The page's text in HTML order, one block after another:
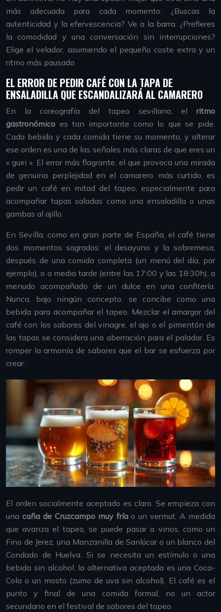
más adecuada para cada momento. ¿Buscas la
autenticidad y la efervescencia? Ve a la barra. ¿Prefieres
la comodidad y una conversación sin interrupciones?
Elige el velador, asumiendo el pequeño coste extra y un
ritmo más pausado.
EL ERROR DE PEDIR CAFÉ CON LA TAPA DE
ENSALADILLA QUE ESCANDALIZARÁ AL CAMARERO
En la coreografía del tapeo sevillano, el ritmo
gastronómico es tan importante como lo que se pide.
Cada bebida y cada comida tiene su momento, y alterar
ese orden es una de las señales más claras de que eres un
« guiri ». El error más flagrante, el que provoca una mirada
de genuina perplejidad en el camarero más curtido, es
pedir un café en mitad del tapeo, especialmente para
acompañar tapas saladas como una ensaladilla o unas
gambas al ajillo.
En Sevilla, como en gran parte de España, el café tiene
dos momentos sagrados: el desayuno y la sobremesa,
después de una comida completa (un menú del día, por
ejemplo), o a media tarde (entre las 17:00 y las 18:30h), a
menudo acompañado de un dulce en una confitería.
Nunca, bajo ningún concepto, se concibe como una
bebida para acompañar el tapeo. Mezclar el amargor del
café con los sabores del vinagre, el ajo o el pimentón de
las tapas se considera una aberración para el paladar. Es
romper la armonía de sabores que el bar se esfuerza por
crear.
El orden socialmente aceptado es claro. Se empieza con
una caña de Cruzcampo muy fríao un vermut. A medida
que avanza el tapeo, se puede pasar a vinos, como un
Fino de Jerez, una Manzanilla de Sanlúcar o un blanco del
Condado de Huelva. Si se necesita un estímulo o una
bebida sin alcohol, la alternativa aceptada es una Coca-
Cola o un mosto (zumo de uva sin alcohol). El café es el
punto y final de una comida formal, no un actor
secundario en el festival de sabores del tapeo.